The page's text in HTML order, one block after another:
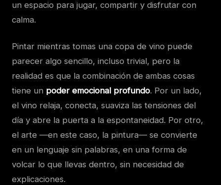
un espacio para jugar, compartir y disfrutar con
calma.
Pintar mientras tomas una copa de vino puede
parecer algo sencillo, incluso trivial, pero la
realidad es que la combinación de ambas cosas
tiene un poder emocional profundo. Por un lado,
el vino relaja, conecta, suaviza las tensiones del
día y abre la puerta a la espontaneidad. Por otro,
el arte —en este caso, la pintura— se convierte
en un lenguaje sin palabras, en una forma de
volcar lo que llevas dentro, sin necesidad de
explicaciones.